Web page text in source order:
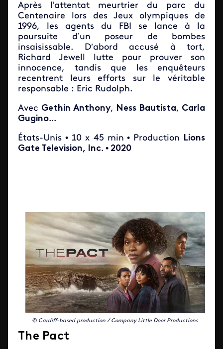
Après l'attentat meurtrier du parc du
Centenaire lors des Jeux olympiques de
1996, les agents du FBI se lance à la
poursuite d’un poseur de bombes
insaisissable. D’abord accusé à tort,
Richard Jewell lutte pour prouver son
innocence, tandis que les enquêteurs
recentrent leurs efforts sur le véritable
responsable : Eric Rudolph.
Avec Gethin Anthony, Ness Bautista, Carla
Gugino...
États-Unis • 10 x 45 min • Production
Lions
Gate Television, Inc. • 2020
© Cardiff-based production / Company Little Door Productions
The Pact